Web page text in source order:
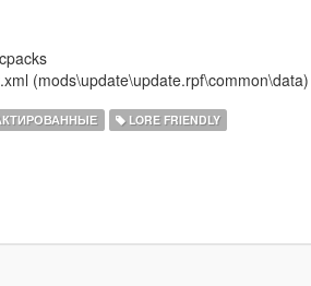
(mods\update\update.rpf\common\data)
LORE FRIENDLY